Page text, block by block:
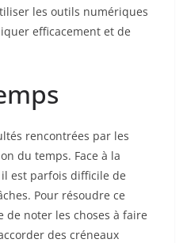
les outils numériques
efficacement et de
rencontrées par les
du temps. Face à la
est parfois difficile de
Pour résoudre ce
noter les choses à faire
des créneaux